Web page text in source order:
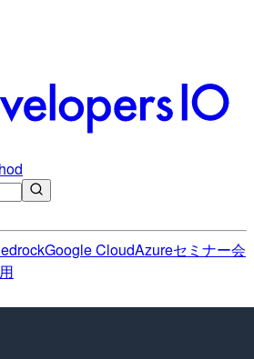
Google CloudAzureセミナー会